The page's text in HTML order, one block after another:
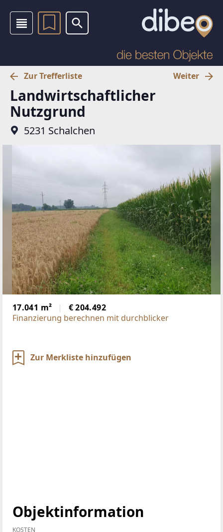
Zur Trefferliste Weiter
Landwirtschaftlicher
Nutzgrund
5231 Schalchen
17.041 m²
€ 204.492
Finanzierung berechnen mit durchblicker
Zur Merkliste hinzufügen
Objektinformation
KOSTEN